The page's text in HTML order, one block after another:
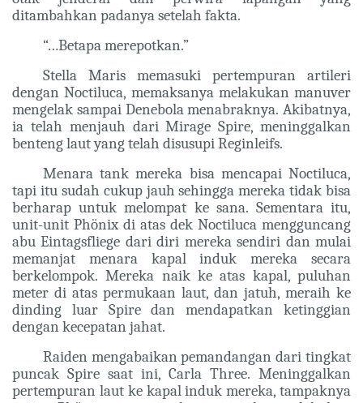
ditambahkan padanya setelah fakta.
“…Betapa merepotkan.”
Stella Maris memasuki pertempuran artileri
dengan Noctiluca, memaksanya melakukan manuver
mengelak sampai Denebola menabraknya. Akibatnya,
ia telah menjauh dari Mirage Spire, meninggalkan
benteng laut yang telah disusupi Reginleifs.
Menara tank mereka bisa mencapai Noctiluca,
tapi itu sudah cukup jauh sehingga mereka tidak bisa
berharap untuk melompat ke sana. Sementara itu,
unit-unit Phönix di atas dek Noctiluca mengguncang
abu Eintagsfliege dari diri mereka sendiri dan mulai
memanjat menara kapal induk mereka secara
berkelompok. Mereka naik ke atas kapal, puluhan
meter di atas permukaan laut, dan jatuh, meraih ke
dinding luar Spire dan mendapatkan ketinggian
dengan kecepatan jahat.
Raiden mengabaikan pemandangan dari tingkat
puncak Spire saat ini, Carla Three. Meninggalkan
pertempuran laut ke kapal induk mereka, tampaknya